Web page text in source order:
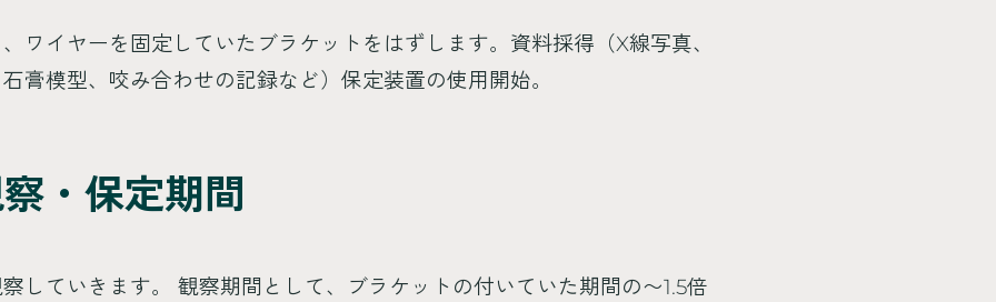
ワイヤーを固定していたブラケットをはずします。資料採得（X線写真、
膏模型、咬み合わせの記録など）保定装置の使用開始。
・保定期間
していきます。 観察期間として、ブラケットの付いていた期間の〜1.5倍